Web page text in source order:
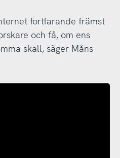
fortfarande främst
och få, om ens
skall, säger Måns